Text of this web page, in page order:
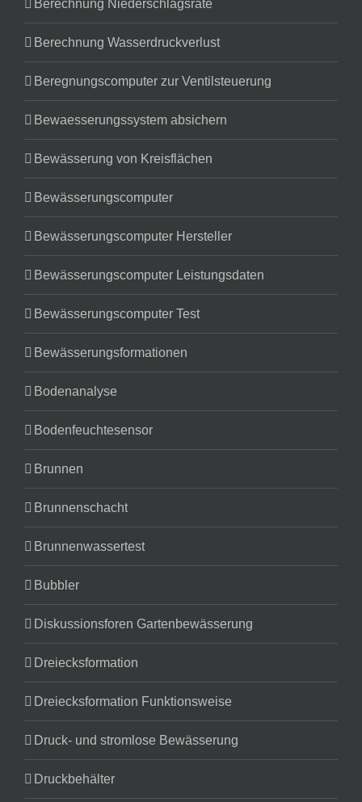
Berechnung Niederschlagsrate
Berechnung Wasserdruckverlust
Beregnungscomputer zur Ventilsteuerung
Bewaesserungssystem absichern
Bewässerung von Kreisflächen
Bewässerungscomputer
Bewässerungscomputer Hersteller
Bewässerungscomputer Leistungsdaten
Bewässerungscomputer Test
Bewässerungsformationen
Bodenanalyse
Bodenfeuchtesensor
Brunnen
Brunnenschacht
Brunnenwassertest
Bubbler
Diskussionsforen Gartenbewässerung
Dreiecksformation
Dreiecksformation Funktionsweise
Druck- und stromlose Bewässerung
Druckbehälter